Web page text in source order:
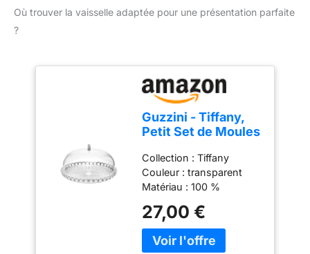
salées RÉUTILISABLES
ET SIMPLES À
cuisson, lavez les à la
main, séchez les bien
puis rangez les dans la
utilisation
Où trouver la vaisselle adaptée pour une présentation parfaite
?
Guzzini - Tiffany,
Petit Set de Moules
Transparent, Ø 30 x
h16 cm - 19950100
Collection : Tiffany
Couleur : transparent
Matériau : 100 %
Guzzini, fabriqué en Italie
depuis 1912 Poids du
colis: 1.02 kilograms
27,00 €